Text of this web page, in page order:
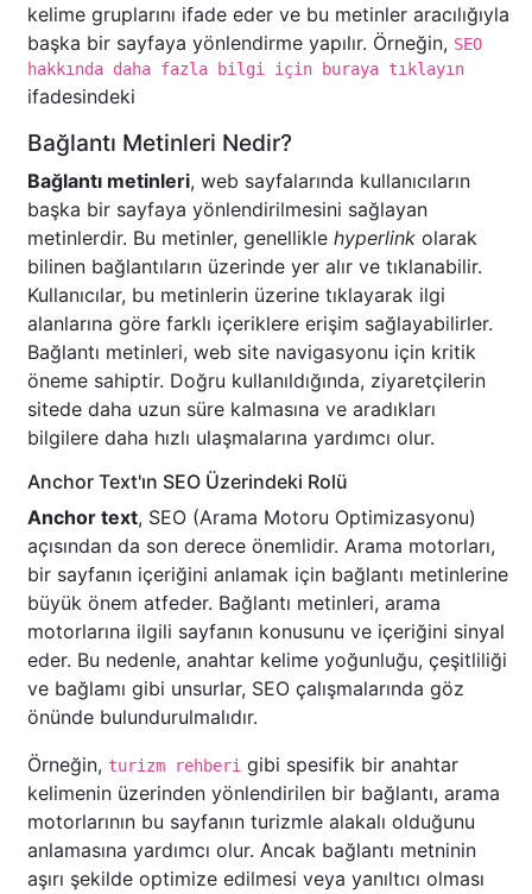
kelime gruplarını ifade eder ve bu metinler aracılığıyla
başka bir sayfaya yönlendirme yapılır. Örneğin, SEO
hakkında daha fazla bilgi için buraya tıklayın
ifadesindeki
Bağlantı Metinleri Nedir?
Bağlantı metinleri, web sayfalarında kullanıcıların
başka bir sayfaya yönlendirilmesini sağlayan
metinlerdir. Bu metinler, genellikle hyperlink olarak
bilinen bağlantıların üzerinde yer alır ve tıklanabilir.
Kullanıcılar, bu metinlerin üzerine tıklayarak ilgi
alanlarına göre farklı içeriklere erişim sağlayabilirler.
Bağlantı metinleri, web site navigasyonu için kritik
öneme sahiptir. Doğru kullanıldığında, ziyaretçilerin
sitede daha uzun süre kalmasına ve aradıkları
bilgilere daha hızlı ulaşmalarına yardımcı olur.
Anchor Text'ın SEO Üzerindeki Rolü
Anchor text, SEO (Arama Motoru Optimizasyonu)
açısından da son derece önemlidir. Arama motorları,
bir sayfanın içeriğini anlamak için bağlantı metinlerine
büyük önem atfeder. Bağlantı metinleri, arama
motorlarına ilgili sayfanın konusunu ve içeriğini sinyal
eder. Bu nedenle, anahtar kelime yoğunluğu, çeşitliliği
ve bağlamı gibi unsurlar, SEO çalışmalarında göz
önünde bulundurulmalıdır.
Örneğin, turizm rehberi gibi spesifik bir anahtar
kelimenin üzerinden yönlendirilen bir bağlantı, arama
motorlarının bu sayfanın turizmle alakalı olduğunu
anlamasına yardımcı olur. Ancak bağlantı metninin
aşırı şekilde optimize edilmesi veya yanıltıcı olması